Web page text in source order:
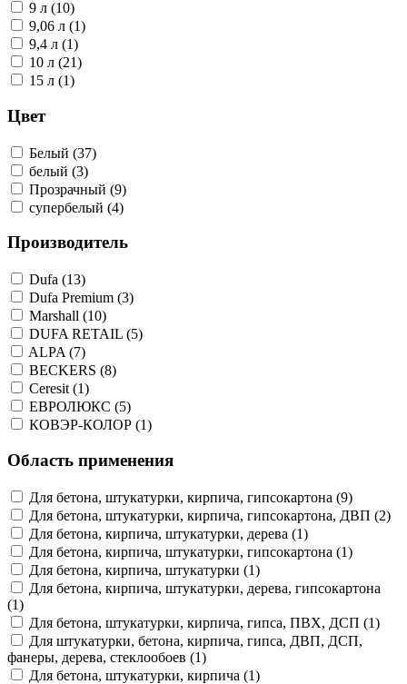
9 л (10)
9,06 л (1)
9,4 л (1)
10 л (21)
15 л (1)
Цвет
Белый (37)
белый (3)
Прозрачный (9)
супербелый (4)
Производитель
Dufa (13)
Dufa Premium (3)
Marshall (10)
DUFA RETAIL (5)
ALPA (7)
BECKERS (8)
Ceresit (1)
ЕВРОЛЮКС (5)
КОВЭР-КОЛОР (1)
Область применения
Для бетона, штукатурки, кирпича, гипсокартона (9)
Для бетона, штукатурки, кирпича, гипсокартона, ДВП (2)
Для бетона, кирпича, штукатурки, дерева (1)
Для бетона, кирпича, штукатурки, гипсокартона (1)
Для бетона, кирпича, штукатурки (1)
Для бетона, кирпича, штукатурки, дерева, гипсокартона
(1)
Для бетона, штукатурки, кирпича, гипса, ПВХ, ДСП (1)
Для штукатурки, бетона, кирпича, гипса, ДВП, ДСП,
фанеры, дерева, стеклообоев (1)
Для бетона, штукатурки, кирпича (1)